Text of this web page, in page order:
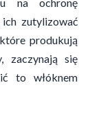
ich zutylizować
produkują
zaczynają się
to włóknem